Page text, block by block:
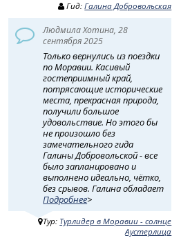
Гид:Галина Добровольская
Людмила Хотина, 28
сентября 2025
Только вернулись из поездки
по Моравии. Касивый
гостеприимный край,
потрясающие исторические
места, прекрасная природа,
получили большое
удовольствие. Но этого бы
не произошло без
замечательного гида
Галины Добровольской - все
было запланировано и
выполнено идеально, чётко,
без срывов. Галина обладает
Подробнее>
Тур: Турлидер в Моравии - солнце
Аустерлица